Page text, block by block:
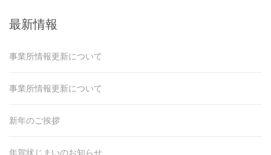
最新情報
事業所情報更新について
事業所情報更新について
新年のご挨拶
年賀状じまいのお知らせ